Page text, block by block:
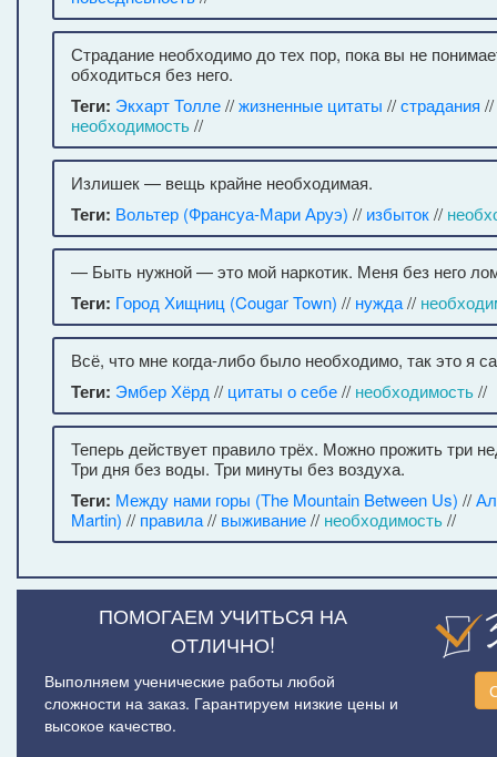
Страдание необходимо до тех пор, пока вы не
обходиться без него.
Теги: Экхарт Толле//жизненные цитаты //страдания //
необходимость//
Излишек — вещь крайне необходимая.
Теги: Вольтер (Франсуа-Мари Аруэ) // избыток//
— Быть нужной — это мой наркотик. Меня без него
Теги: Город Хищниц (Cougar Town) // нужда//
Всё, что мне когда-либо было необходимо, так это я
Теги: Эмбер Хёрд // цитаты о себе// необходимость//
Теперь действует правило трёх. Можно прожить три
Три дня без воды. Три минуты без воздуха.
Теги: Между нами горы (The Mountain Between Us) //
Martin) // правила// выживание// необходимость//
ПОМОГАЕМ УЧИТЬСЯ НА
ОТЛИЧНО!
Выполняем ученические работы любой
сложности на заказ. Гарантируем низкие цены и
высокое качество.